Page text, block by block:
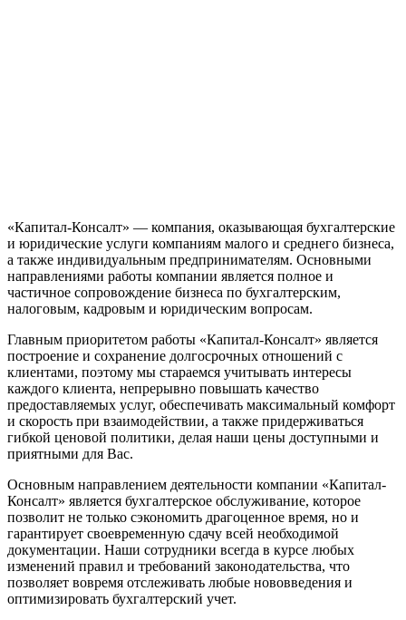
«Капитал-Консалт» — компания, оказывающая бухгалтерские
и юридические услуги компаниям малого и среднего бизнеса,
а также индивидуальным предпринимателям. Основными
направлениями работы компании является полное и
частичное сопровождение бизнеса по бухгалтерским,
налоговым, кадровым и юридическим вопросам.
Главным приоритетом работы «Капитал-Консалт» является
построение и сохранение долгосрочных отношений с
клиентами, поэтому мы стараемся учитывать интересы
каждого клиента, непрерывно повышать качество
предоставляемых услуг, обеспечивать максимальный комфорт
и скорость при взаимодействии, а также придерживаться
гибкой ценовой политики, делая наши цены доступными и
приятными для Вас.
Основным направлением деятельности компании «Капитал-
Консалт» является бухгалтерское обслуживание, которое
позволит не только сэкономить драгоценное время, но и
гарантирует своевременную сдачу всей необходимой
документации. Наши сотрудники всегда в курсе любых
изменений правил и требований законодательства, что
позволяет вовремя отслеживать любые нововведения и
оптимизировать бухгалтерский учет.